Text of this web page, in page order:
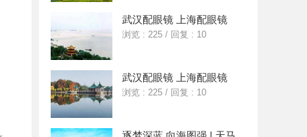
武汉配眼镜 上海配眼镜
浏览 : 225 / 回复 : 10
武汉配眼镜 上海配眼镜
浏览 : 225 / 回复 : 10